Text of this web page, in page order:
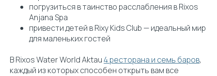
погрузиться в таинство расслабления в Rixos
Anjana Spa
привести детей в Rixy Kids Club — идеальный мир
для маленьких гостей
В Rixos Water World Aktau4 ресторана и семь баров,
каждый из которых способен открыть вам все